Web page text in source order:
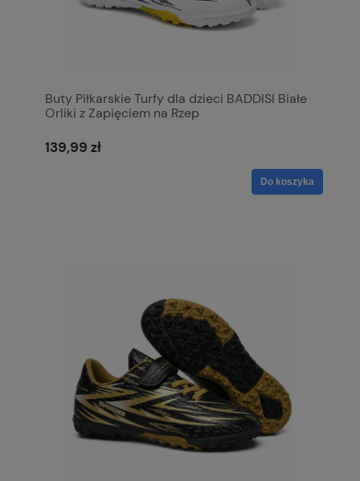
Buty Piłkarskie Turfy dla dzieci BADDISI Białe
Orliki z Zapięciem na Rzep
139,99 zł
Do koszyka